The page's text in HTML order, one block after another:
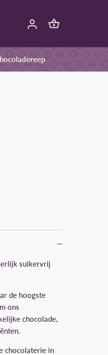
suikervrij
de hoogste
ons
chocolade,
chocolaterie in